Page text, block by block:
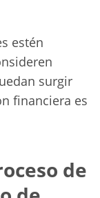
estén
surgir
financiera es
de